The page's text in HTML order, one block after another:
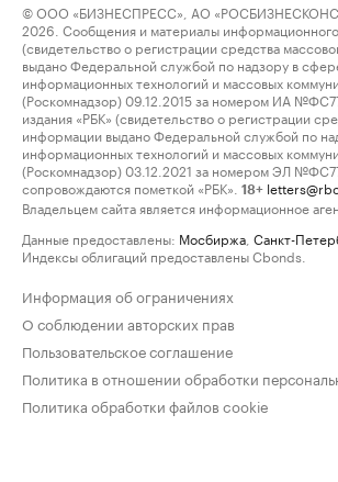
© ООО «БИЗНЕСПРЕСС», АО
2026. Сообщения и материалы информационного
(свидетельство о регистрации средства
выдано Федеральной службой по надзору в
информационных технологий и массовых
(Роскомнадзор) 09.12.2015 за номером ИА
издания «РБК» (свидетельство о регистрации
информации выдано Федеральной службой по
информационных технологий и массовых
(Роскомнадзор) 03.12.2021 за номером ЭЛ
сопровождаются пометкой «РБК».
18+
Владельцем сайта является информационное
Данные предоставлены: Мосбиржа Санкт-
Индексы облигаций предоставлены Cbonds.
Информация об ограничениях
О соблюдении авторских прав
Пользовательское соглашение
Политика в отношении обработки
Политика обработки файлов cookie